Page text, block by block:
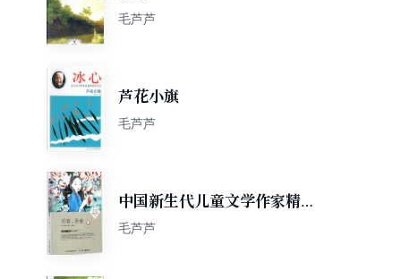
毛芦芦
芦花小旗
毛芦芦
中国新生代儿童文学作家精品
书系：采春，采春
毛芦芦